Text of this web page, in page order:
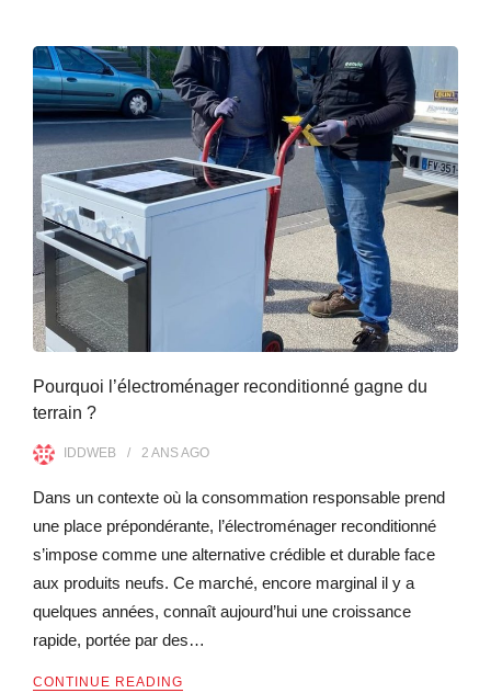
Pourquoi l’électroménager reconditionné gagne du
terrain ?
IDDWEB 2 ANSAGO
Dans un contexte où la consommation responsable prend
une place prépondérante, l’électroménager reconditionné
s’impose comme une alternative crédible et durable face
aux produits neufs. Ce marché, encore marginal il y a
quelques années, connaît aujourd’hui une croissance
rapide, portée par des…
CONTINUE READING